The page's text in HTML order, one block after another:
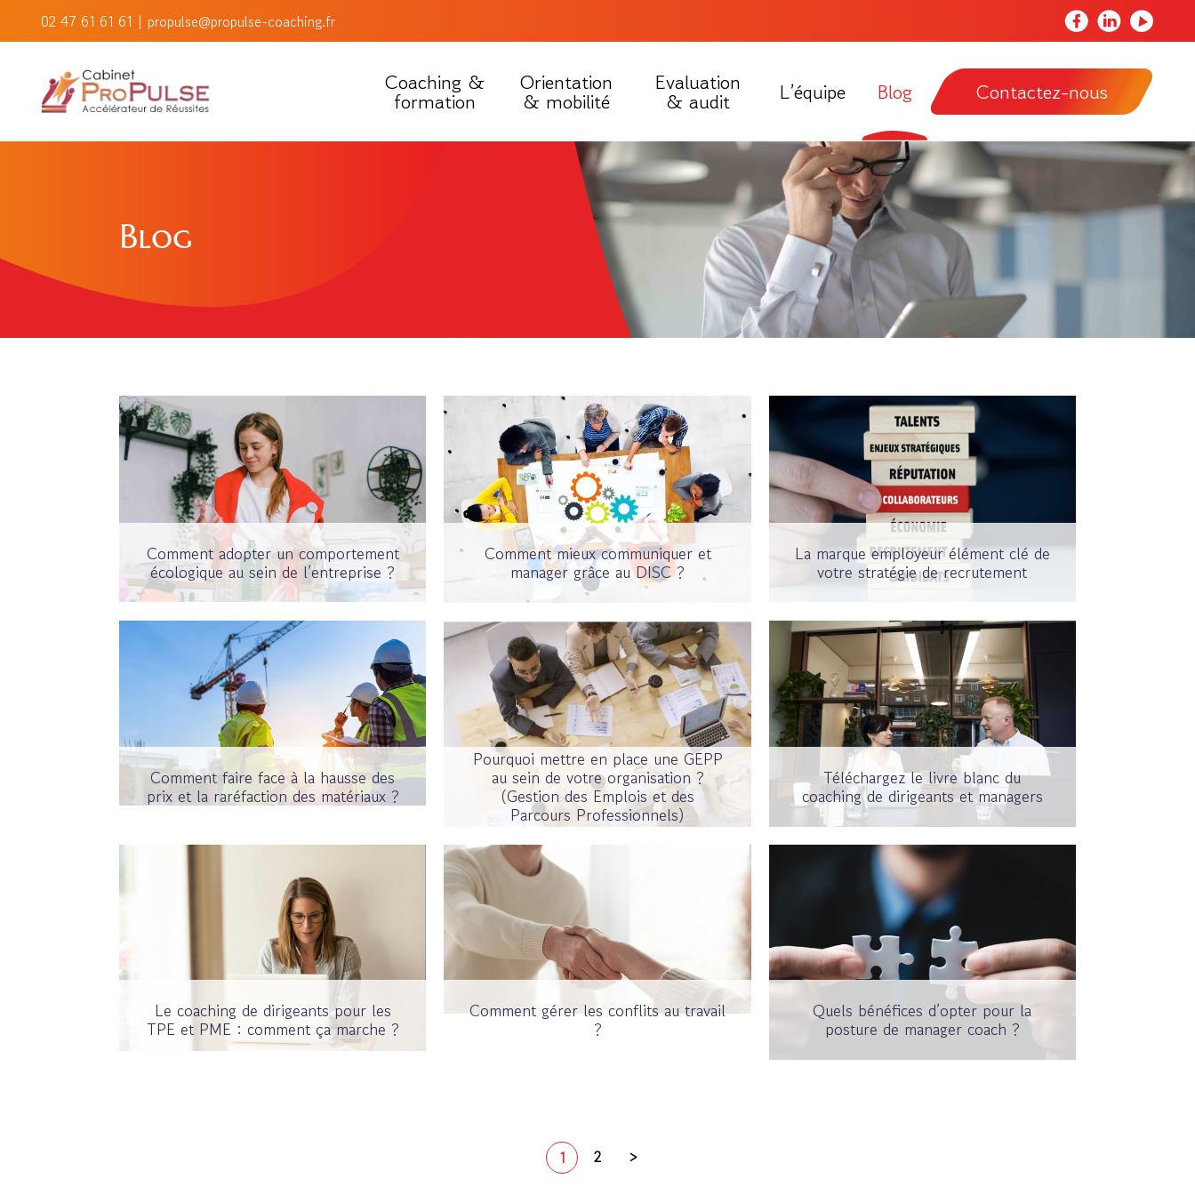
02 47 61 61 61 | propulse@propulse-coaching.fr
Notre
Facebook
Notre
LinkedIn
Notre
Youtube
Coaching &
formation
Orientation
& mobilité
Evaluation
& audit L’équipe Blog Contactez-nous
Blog
Comment adopter un comportement
écologique au sein de l’entreprise ?
Comment mieux communiquer et
manager grâce au DISC ?
La marque employeur élément clé de
votre stratégie de recrutement
Comment faire face à la hausse des
prix et la raréfaction des matériaux ?
Pourquoi mettre en place une GEPP
au sein de votre organisation ?
(Gestion des Emplois et des
Parcours Professionnels)
Téléchargez le livre blanc du
coaching de dirigeants et managers
Le coaching de dirigeants pour les
TPE et PME : comment ça marche ?
Comment gérer les conflits au travail
?
Quels bénéfices d’opter pour la
posture de manager coach ?
1 2 >